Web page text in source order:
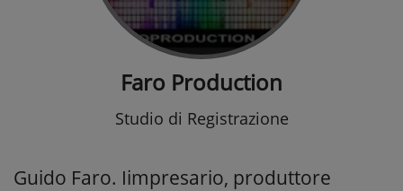
Faro Production
Studio di Registrazione
Guido Faro. Iimpresario, produttore